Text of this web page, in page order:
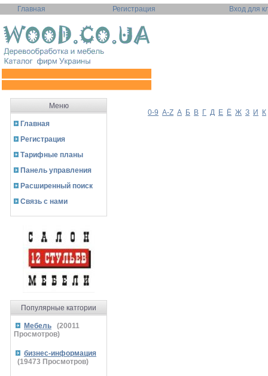
Главная Регистрация Вход для
Меню
Главная
Регистрация
Тарифные планы
Панель управления
Расширенный поиск
Связь с нами
Популярные катгории
Мебель (20011
Просмотров)
бизнес-информация
(19473 Просмотров)
0-9 A-Z А Б В Г Д Е Ё Ж З И К